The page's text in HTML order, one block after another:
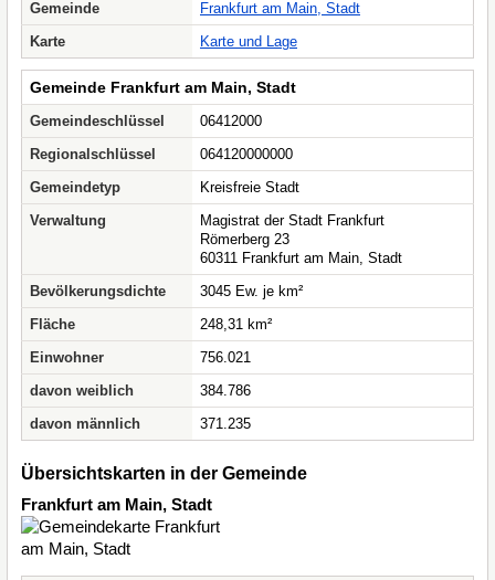
Gemeinde
Frankfurt am Main, Stadt
Karte
Karte und Lage
Gemeinde Frankfurt am Main, Stadt
Gemeindeschlüssel
06412000
Regionalschlüssel
064120000000
Gemeindetyp
Kreisfreie Stadt
Verwaltung
Magistrat der Stadt Frankfurt
Römerberg 23
60311 Frankfurt am Main, Stadt
Bevölkerungsdichte
3045 Ew. je km²
Fläche
248,31 km²
Einwohner
756.021
davon weiblich
384.786
davon männlich
371.235
Übersichtskarten in der Gemeinde
Frankfurt am Main, Stadt